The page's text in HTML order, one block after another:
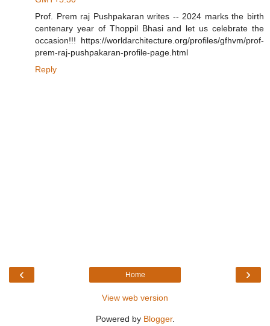
Prof. Prem raj Pushpakaran writes -- 2024 marks the birth
centenary year of Thoppil Bhasi and let us celebrate the
occasion!!! https://worldarchitecture.org/profiles/gfhvm/prof-
prem-raj-pushpakaran-profile-page.html
Reply
‹ ›
Home
View web version
Powered by Blogger.